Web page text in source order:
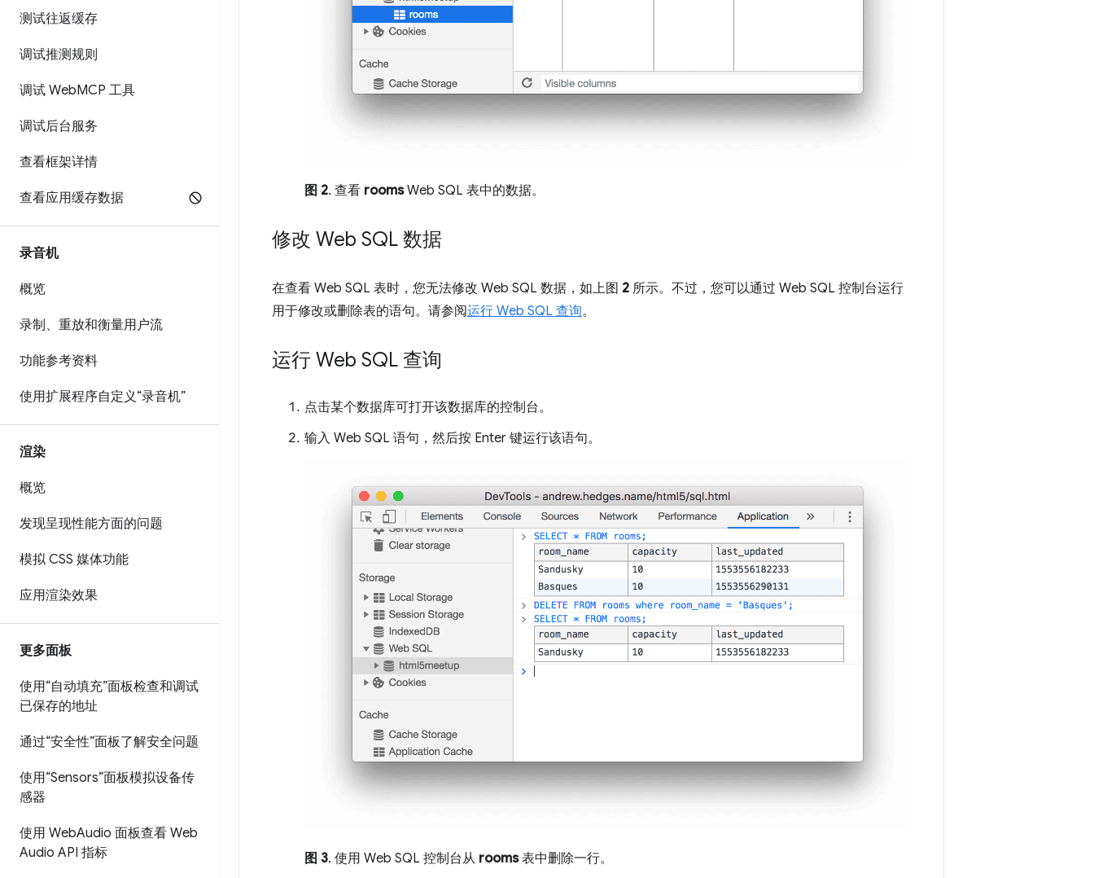
测试往返缓存
调试推测规则
调试 WebMCP 工具
调试后台服务
查看框架详情
查看应用缓存数据
录音机
概览
录制、重放和衡量用户流
功能参考资料
使用扩展程序自定义“录音机”
渲染
概览
发现呈现性能方面的问题
模拟 CSS 媒体功能
应用渲染效果
更多面板
使用“自动填充”面板检查和调试
已保存的地址
通过“安全性”面板了解安全问题
使用“Sensors”面板模拟设备传
感器
使用 WebAudio 面板查看 Web
Audio API 指标
图 2. 查看 roomsWeb SQL 表中的数据。
修改 Web SQL 数据
在查看 Web SQL 表时，您无法修改 Web SQL 数据，如上图 2 所示。不过，您可以通过 Web SQL 控制台运行
用于修改或删除表的语句。请参阅运行 Web SQL 查询。
运行 Web SQL 查询
点击某个数据库可打开该数据库的控制台。
输入 Web SQL 语句，然后按 Enter 键运行该语句。
图 3. 使用 Web SQL 控制台从 rooms表中删除一行。